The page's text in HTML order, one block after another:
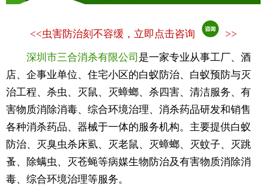
<<虫害防治刻不容缓，立即点击咨询 >>
深圳市三合消杀有限公司 是一家专业从事工厂、酒
店、企事业单位、住宅小区的白蚁防治、白蚁预防与灭
治工程、杀虫、灭鼠、灭蟑螂、杀四害、清洁服务、有
害物质消除消毒、综合环境治理、消杀药品研发和销售
各种消杀药品、器械于一体的服务机构。主要提供白蚁
防治、灭臭虫杀床虱、灭老鼠、灭蟑螂、灭蚊子、灭跳
蚤、除螨虫、灭苍蝇等病媒生物防治及有害物质消除消
毒、综合环境治理等服务。